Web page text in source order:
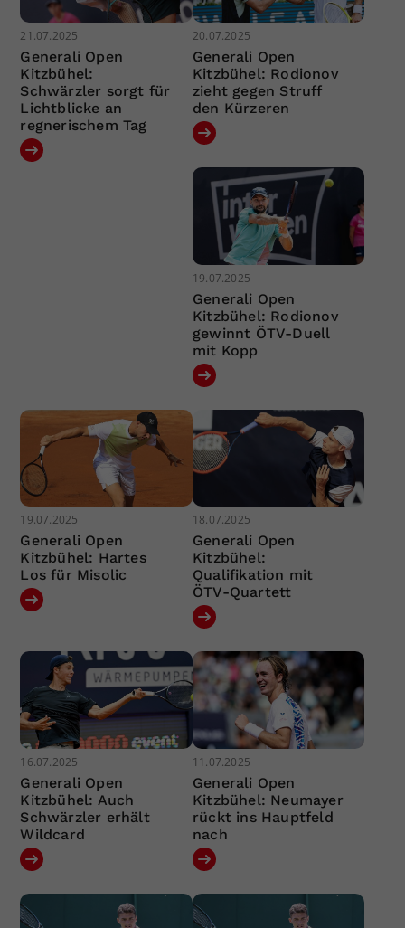
21.07.2025
Generali Open
Kitzbühel:
Schwärzler sorgt für
Lichtblicke an
regnerischem Tag
20.07.2025
Generali Open
Kitzbühel: Rodionov
zieht gegen Struff
den Kürzeren
19.07.2025
Generali Open
Kitzbühel: Rodionov
gewinnt ÖTV-Duell
mit Kopp
19.07.2025
Generali Open
Kitzbühel: Hartes
Los für Misolic
18.07.2025
Generali Open
Kitzbühel:
Qualifikation mit
ÖTV-Quartett
16.07.2025
Generali Open
Kitzbühel: Auch
Schwärzler erhält
Wildcard
11.07.2025
Generali Open
Kitzbühel: Neumayer
rückt ins Hauptfeld
nach